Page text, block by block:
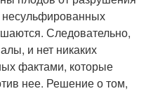
несульфированных
Следовательно,
и нет никаких
фактами, которые
нее. Решение о том,